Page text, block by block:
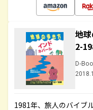
地
2-
D-
1981年、旅人のバイブ